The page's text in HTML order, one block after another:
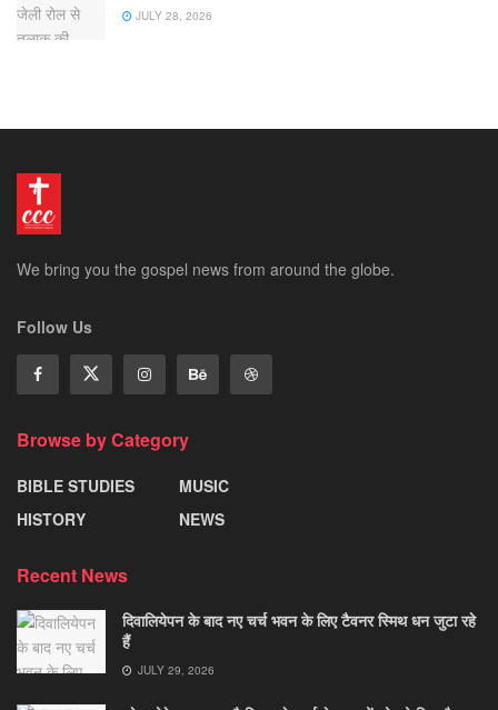
JULY 28, 2026
We bring you the gospel news from around the globe.
Follow Us
Browse by Category
BIBLE STUDIES
HISTORY
MUSIC
NEWS
Recent News
दिवालियेपन के बाद नए चर्च भवन के लिए टैवनर स्मिथ धन जुटा रहे
हैं
JULY 29, 2026